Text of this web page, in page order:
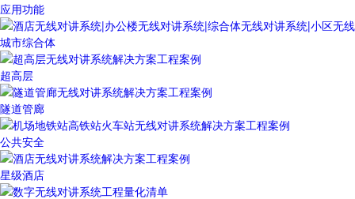
应用功能
城市综合体
超高层
隧道管廊
公共安全
星级酒店